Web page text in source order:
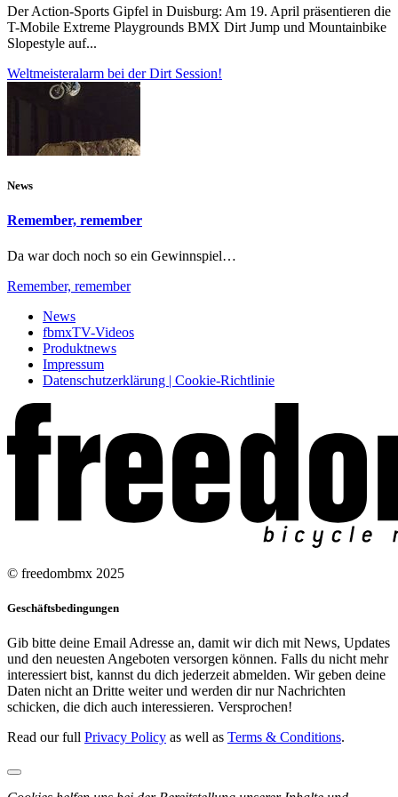
Der Action-Sports Gipfel in Duisburg: Am 19. April präsentieren die
T-Mobile Extreme Playgrounds BMX Dirt Jump und Mountainbike
Slopestyle auf...
Weltmeisteralarm bei der Dirt Session!
News
Remember, remember
Da war doch noch so ein Gewinnspiel…
Remember, remember
News
fbmxTV-Videos
Produktnews
Impressum
Datenschutzerklärung | Cookie-Richtlinie
© freedombmx 2025
Geschäftsbedingungen
Gib bitte deine Email Adresse an, damit wir dich mit News, Updates
und den neuesten Angeboten versorgen können. Falls du nicht mehr
interessiert bist, kannst du dich jederzeit abmelden. Wir geben deine
Daten nicht an Dritte weiter und werden dir nur Nachrichten
schicken, die dich auch interessieren. Versprochen!
Read our full Privacy Policy as well as Terms & Conditions.